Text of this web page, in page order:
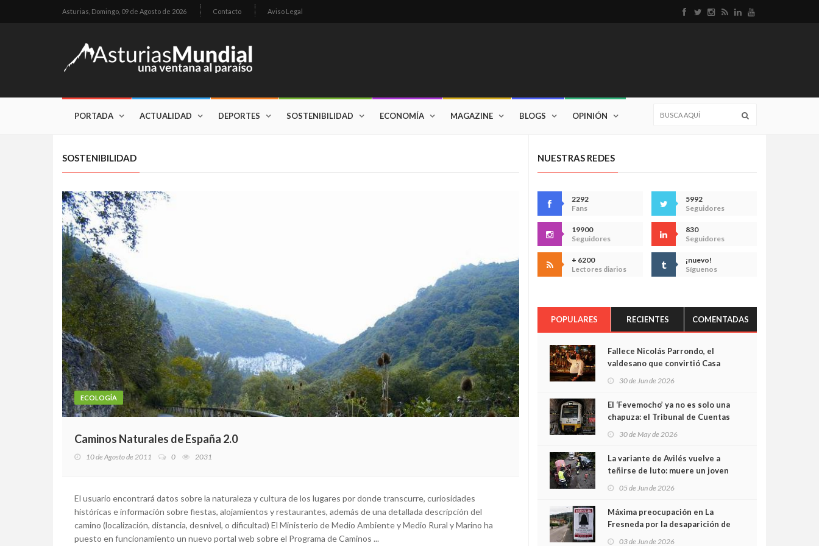
Asturias, Domingo, 09 de Agosto de 2026 Contacto Aviso Legal
PORTADA ACTUALIDAD DEPORTES SOSTENIBILIDAD ECONOMÍA MAGAZINE BLOGS OPINIÓN
SOSTENIBILIDAD
ECOLOGÍA
Caminos Naturales de España 2.0
10 de Agosto de 2011 0 2031
El usuario encontrará datos sobre la naturaleza y cultura de los lugares por donde transcurre, curiosidades
históricas e información sobre fiestas, alojamientos y restaurantes, además de una detallada descripción del
camino (localización, distancia, desnivel, o dificultad) El Ministerio de Medio Ambiente y Medio Rural y Marino ha
puesto en funcionamiento un nuevo portal web sobre el Programa de Caminos ...
NUESTRAS REDES
2292
Fans
5992
Seguidores
19900
Seguidores
830
Seguidores
+ 6200
Lectores diarios
¡nuevo!
Síguenos
POPULARES RECIENTES COMENTADAS
Fallece Nicolás Parrondo, el
valdesano que convirtió Casa
30 de Jun de 2026
El ‘Fevemocho’ ya no es solo una
chapuza: el Tribunal de Cuentas
sobrecoste de los trenes que no
cabían por los túneles
30 de May de 2026
La variante de Avilés vuelve a
teñirse de luto: muere un joven
05 de Jun de 2026
Máxima preocupación en La
Fresneda por la desaparición de
03 de Jun de 2026